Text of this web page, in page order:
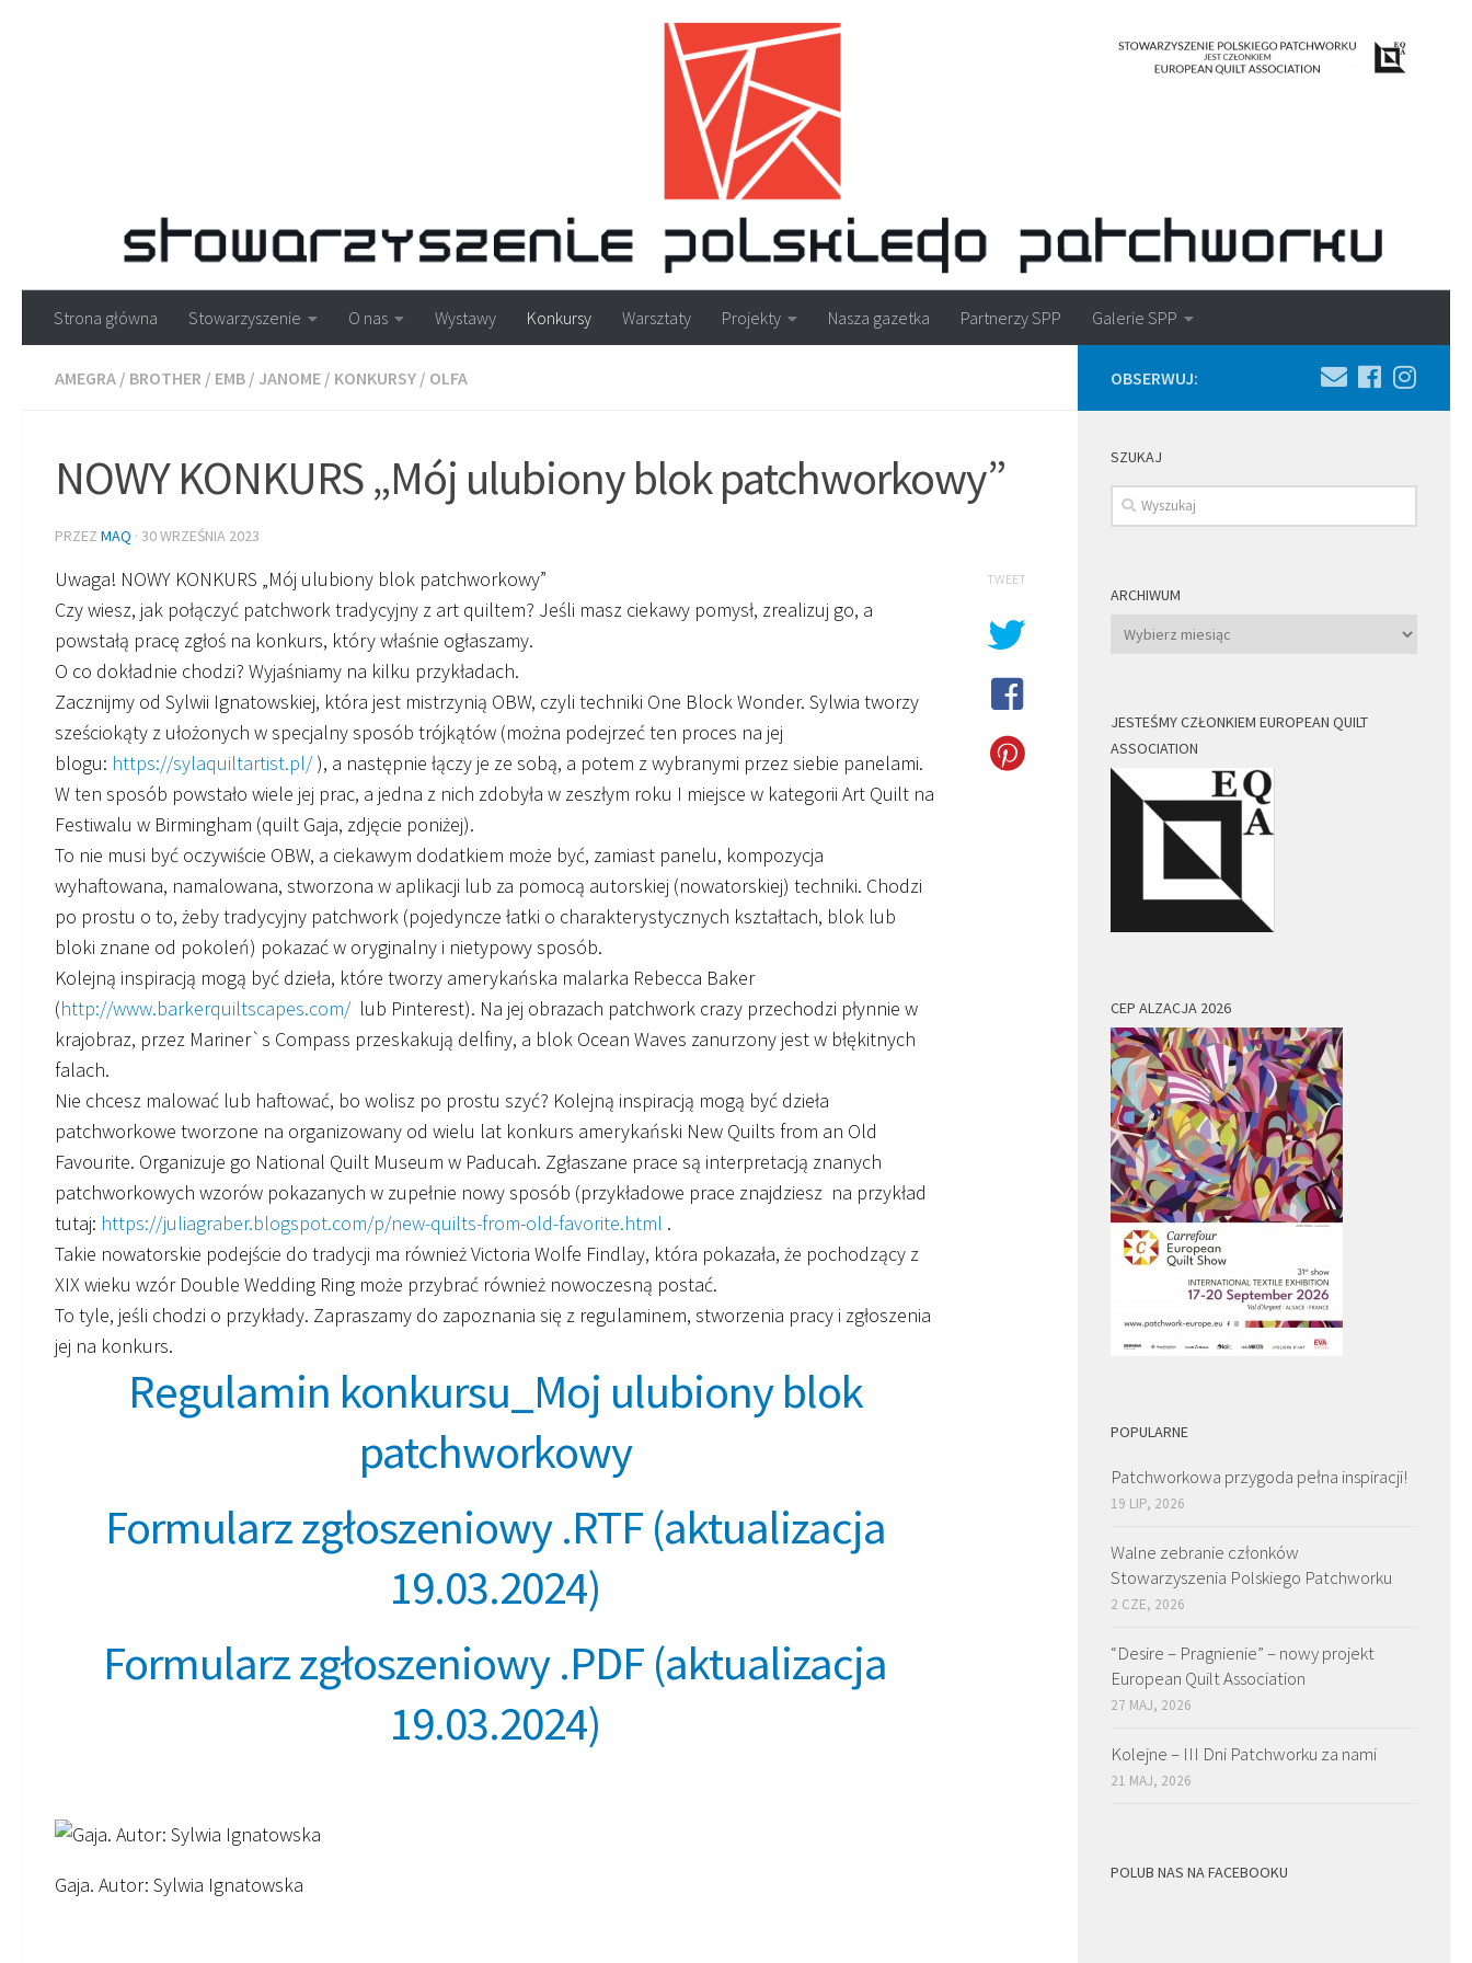
Strona główna Stowarzyszenie O nas Wystawy Konkursy Warsztaty Projekty Nasza gazetka Partnerzy SPP Galerie SPP
AMEGRA / BROTHER / EMB / JANOME / KONKURSY / OLFA
NOWY KONKURS „Mój ulubiony blok patchworkowy”
PRZEZ MAQ · 30 WRZEŚNIA 2023
Uwaga! NOWY KONKURS „Mój ulubiony blok patchworkowy”
Czy wiesz, jak połączyć patchwork tradycyjny z art quiltem? Jeśli masz ciekawy pomysł, zrealizuj go, a
powstałą pracę zgłoś na konkurs, który właśnie ogłaszamy.
O co dokładnie chodzi? Wyjaśniamy na kilku przykładach.
Zacznijmy od Sylwii Ignatowskiej, która jest mistrzynią OBW, czyli techniki One Block Wonder. Sylwia tworzy
sześciokąty z ułożonych w specjalny sposób trójkątów (można podejrzeć ten proces na jej
blogu: https://sylaquiltartist.pl/), a następnie łączy je ze sobą, a potem z wybranymi przez siebie panelami.
W ten sposób powstało wiele jej prac, a jedna z nich zdobyła w zeszłym roku I miejsce w kategorii Art Quilt na
Festiwalu w Birmingham (quilt Gaja, zdjęcie poniżej).
To nie musi być oczywiście OBW, a ciekawym dodatkiem może być, zamiast panelu, kompozycja
wyhaftowana, namalowana, stworzona w aplikacji lub za pomocą autorskiej (nowatorskiej) techniki. Chodzi
po prostu o to, żeby tradycyjny patchwork (pojedyncze łatki o charakterystycznych kształtach, blok lub
bloki znane od pokoleń) pokazać w oryginalny i nietypowy sposób.
Kolejną inspiracją mogą być dzieła, które tworzy amerykańska malarka Rebecca Baker
(http://www.barkerquiltscapes.com/lub Pinterest). Na jej obrazach patchwork crazy przechodzi płynnie w
krajobraz, przez Mariner`s Compass przeskakują delfiny, a blok Ocean Waves zanurzony jest w błękitnych
falach.
Nie chcesz malować lub haftować, bo wolisz po prostu szyć? Kolejną inspiracją mogą być dzieła
patchworkowe tworzone na organizowany od wielu lat konkurs amerykański New Quilts from an Old
Favourite. Organizuje go National Quilt Museum w Paducah. Zgłaszane prace są interpretacją znanych
patchworkowych wzorów pokazanych w zupełnie nowy sposób (przykładowe prace znajdziesz na przykład
tutaj: https://juliagraber.blogspot.com/p/new-quilts-from-old-favorite.html .
Takie nowatorskie podejście do tradycji ma również Victoria Wolfe Findlay, która pokazała, że pochodzący z
XIX wieku wzór Double Wedding Ring może przybrać również nowoczesną postać.
To tyle, jeśli chodzi o przykłady. Zapraszamy do zapoznania się z regulaminem, stworzenia pracy i zgłoszenia
jej na konkurs.
Regulamin konkursu_Moj ulubiony blok
patchworkowy
Formularz zgłoszeniowy .RTF (aktualizacja
19.03.2024)
Formularz zgłoszeniowy .PDF (aktualizacja
19.03.2024)
Gaja. Autor: Sylwia Ignatowska
TWEET
OBSERWUJ:
SZUKAJ
ARCHIWUM
Archiwum
JESTEŚMY CZŁONKIEM EUROPEAN QUILT
ASSOCIATION
CEP ALZACJA 2026
POPULARNE
Patchworkowa przygoda pełna inspiracji!
19 LIP, 2026
Walne zebranie członków
Stowarzyszenia Polskiego Patchworku
2 CZE, 2026
“Desire – Pragnienie” – nowy projekt
European Quilt Association
27 MAJ, 2026
Kolejne – III Dni Patchworku za nami
21 MAJ, 2026
POLUB NAS NA FACEBOOKU